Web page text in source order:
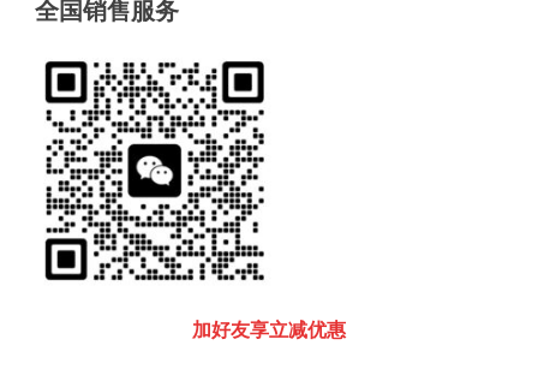
全国销售服务
加好友享立减优惠